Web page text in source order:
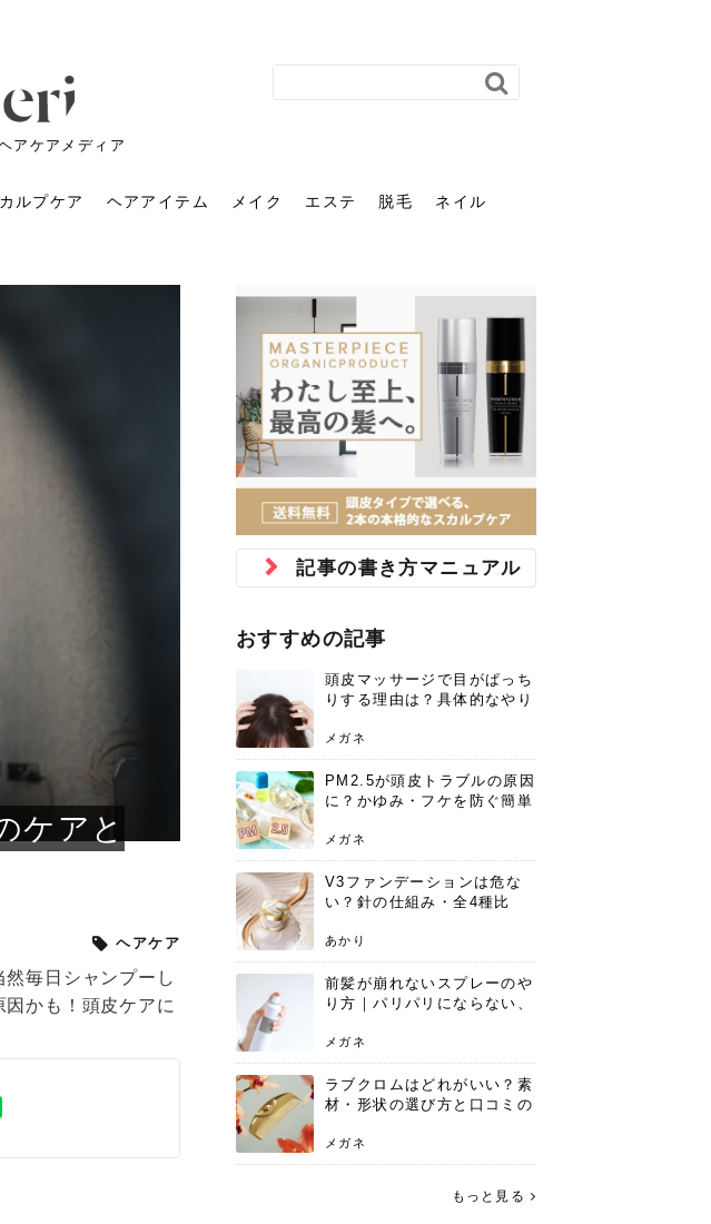
アケアメディア
防方法と時短寝癖
ーズン、朝の身支度を少しで
い人は多いはず。じつは寝
花粉で髪がパサパサするの
はなぜ？原因と落とし方・
防ぎ方を紹介
広がる、手触りが悪いと感じた経験は
アカラーで作る
...
かない落ち着いたトーンにし
、どこか垢抜けた印象にし
肌に合う髪色、どう見つけ
る？「イエベ」「ブルベ」
診断と...
らったのに、家に帰って鏡を見たら、
スタイルと長さ別
レイヤーカットを使った髪型
と重なり、ルーズウェーブ
40代のパーマがダレる原因
とは？自宅でできる復活術
と長...
ールがダレてしまったと感じている方
容室の探し方！失
倒産する数が増えているとい
がありました。もともと美
前髪を薄くするための美容
院の頼み方とは？失敗しな
いため...
だと思っている人は、前髪を早く変え
♪毎日こつこつカン
顔☆
ょっとした習慣で小顔は作れ
りをほぐしてフェイスライ
ヘッドスパで頭皮をケアし
よう！ヘッドスパの効果と
おすすめの人
アもせずに放っておくとダメージが蓄
ルプケア
理由は？具体的な
象を左右するのは目そのもの
頭皮の状態かもしれませ
ストレスで髪の毛はどう変
わる？抜け毛・パサつきの
原因と...
や、抜け毛が増えたと悩んでいる方
は、スト...
ヘアアイテム
ッシング感覚で使
...
ロンを使うのが苦手、火傷が
ている方はいないでしょう
40代の髪を悩みに最適！韓
国発「ダリーフ」でヘアセ
ット...
思っていないでしょうか？ダリーフの
メイク
仕組み・全4種比
している時間も、スキンケア
えるという発想から生まれ
「おしゃれ」と「身だしな
み」は違う。相手に信頼感
を与え...
識するのが「身だしなみ」です。特に
エステ
の違いとは？効果
メニューを見ていると、「リ
ージ」の他に「経絡マッサ
エステの勧誘が怖い人へ。
断ることは悪くない。自分
を守る...
験エステに行ってみたいけど、『押し
脱毛
で学ぶ、安心・安全
が気になる」とお子さんが悩
を見て、エステ脱毛を検討
「今さら」なんて言わせな
い。40代のVIO・顔脱毛、
賢...
とが気になり始めたけど、「今から脱
ネイル
先をきれいに見え
誌で見かけた素敵なネイルデ
いざ自分の爪に試してみた
オフィスネイルでも「キラ
キラ」はOK？派手に見えな
い上...
を見て、気分が上がるという心ときめ
ハイドラのどれが
その違いは？PDRN
類が多くてどれを選べばい
ジュベルック スキンの効果
とは？毛穴・ニキビ跡への
変化...
ニキビ跡の凸凹をどうにかしたいと、
ゆい
ダイエット、後悔
んか？失敗する人の
医療ダイエット」は、自己
本気の痩身と体質改善に。
アーユルヴェーダに基づく
「イン...
自己流のダイエットではなかなか落ち
さな
ケアと
ヘアケア
毎日シャンプーし
かも！頭皮ケアに
記事の書き方マニュアル
おすすめの記事
頭皮マッサージで目がぱっち
りする理由は？具体的なやり
メガネ
PM2.5が頭皮トラブルの原因
に？かゆみ・フケを防ぐ簡単
メガネ
V3ファンデーションは危な
い？針の仕組み・全4種比
解説
あかり
前髪が崩れないスプレーのや
り方｜パリパリにならない、
メガネ
ラブクロムはどれがいい？素
材・形状の選び方と口コミの
メガネ
もっと見る